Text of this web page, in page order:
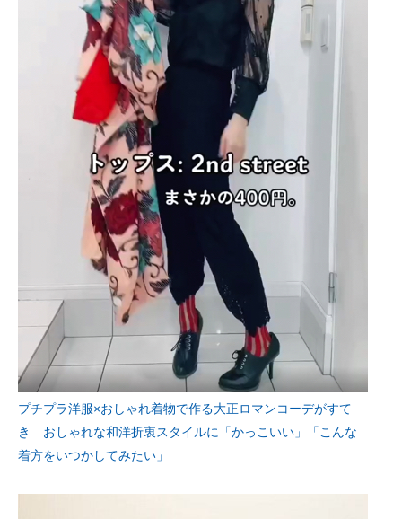
プチプラ洋服×おしゃれ着物で作る大正ロマンコーデがすて
き おしゃれな和洋折衷スタイルに「かっこいい」「こんな
着方をいつかしてみたい」